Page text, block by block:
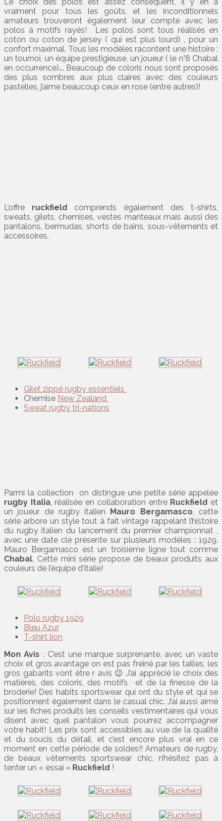
Le choix des polos est assez conséquent, il y en a
vraiment pour tous les goûts, et les inconditionnels
amateurs trouveront également leur compte avec les
polos à motifs rayés! Les polos sont tous réalisés en
coton ou coton de jersey ( qui est plus lourd) , pour un
confort maximal. Tous les modèles racontent une histoire :
un tournoi, un équipe prestigieuse, un joueur ( le n°8 Chabal
en occurrence)…. Beaucoup de coloris nous sont proposés
des plus sombres aux plus claires avec des couleurs
pastelles, j’aime beaucoup ceux en rose (entre autres)!
L’offre ruckfield
comprends également des t-shirts,
sweats, gilets, chemises, vestes manteaux mais aussi des
pantalons, bermudas, shorts de bains, sous-vêtements et
accessoires.
Gilet zippé rugby essentiels
Chemise New Zealand
Sweat rugby tri-nations
Parmi la collection on distingue une petite série appelée
rugby Italia, réalisée en collaboration entre Ruckfield et
un joueur de rugby italien
Mauro Bergamasco, cette
série arbore un style tout à fait vintage rappelant l’histoire
du rugby italien du lancement du premier championnat ,
avec une date clé présente sur plusieurs modèles : 1929.
Mauro Bergamasco est un troisième ligne tout comme
Chabal. Cette mini série propose de beaux produits aux
couleurs de l’équipe d’Italie!
Polo rugby 1929
Bleu Azur
T-shirt lion
Mon Avis : C’est une marque surprenante, avec un vaste
choix et gros avantage on est pas freiné par les tailles, les
gros gabarits vont être r avis 😉 J’ai apprécié le choix des
matières, des coloris, des motifs et de la finesse de la
broderie! Des habits sportswear qui ont du style et qui se
positionnent également dans le casual chic. J’ai aussi aimé
sur les fiches produits les conseils vestimentaires qui vous
disent avec quel pantalon vous pourrez accompagner
votre habit! Les prix sont accessibles au vue de la qualité
et du soucis du détail, et c’est encore plus vrai en ce
moment en cette période de soldes!! Amateurs de rugby,
de beaux vêtements sportswear chic, n’hésitez pas à
tenter un « essai » Ruckfield !